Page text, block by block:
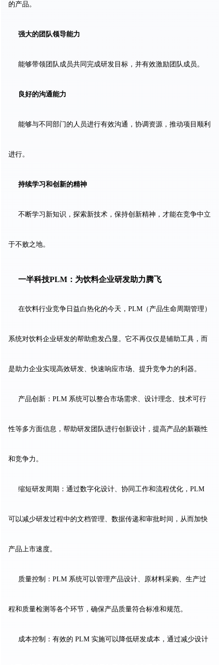
的产品。
强大的团队领导能力
能够带领团队成员共同完成研发目标，并有效激励团队成员。
良好的沟通能力
能够与不同部门的人员进行有效沟通，协调资源，推动项目顺利
进行。
持续学习和创新的精神
不断学习新知识，探索新技术，保持创新精神，才能在竞争中立
于不败之地。
一半科技PLM：为饮料企业研发助力腾飞
在饮料行业竞争日益白热化的今天，PLM（产品生命周期管理）
系统对饮料企业研发的帮助愈发凸显。它不再仅仅是辅助工具，而
是助力企业实现高效研发、快速响应市场、提升竞争力的利器。
产品创新：PLM 系统可以整合市场需求、设计理念、技术可行
性等多方面信息，帮助研发团队进行创新设计，提高产品的新颖性
和竞争力。
缩短研发周期：通过数字化设计、协同工作和流程优化，PLM
可以减少研发过程中的文档管理、数据传递和审批时间，从而加快
产品上市速度。
质量控制：PLM 系统可以管理产品设计、原材料采购、生产过
程和质量检测等各个环节，确保产品质量符合标准和规范。
成本控制：有效的 PLM 实施可以降低研发成本，通过减少设计